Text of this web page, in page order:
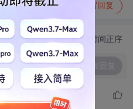
写回复
切换为时间正序